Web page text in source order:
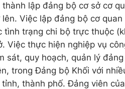
lập đảng bộ cơ sở cơ
Việc lập đảng bộ cơ
tình trạng chi bộ trực thuộc
Việc thực hiện nghiệp vụ
sát, quy hoạch, quản lý
trong Đảng bộ Khối với
thành phố. Đảng viên